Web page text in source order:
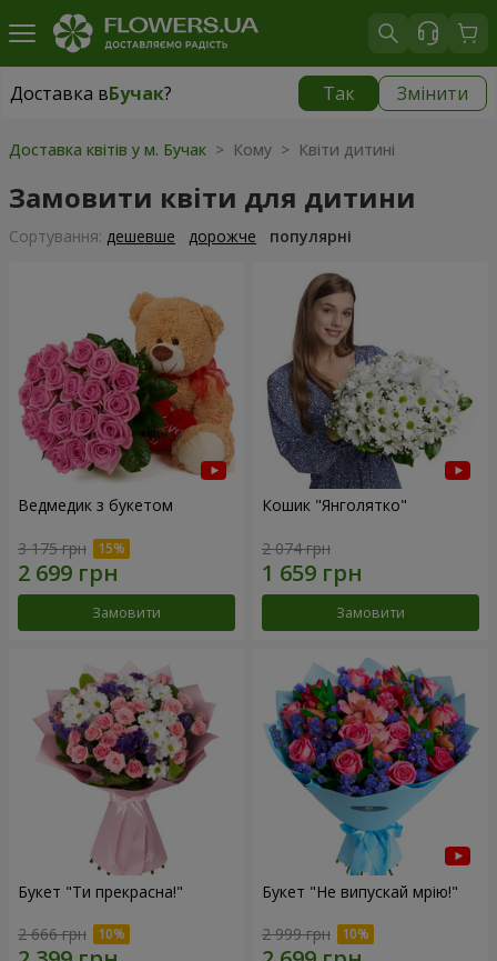
Доставка вБучак? Так Змінити
Доставка вБучак|
Доставка квітів у м. Бучак > Кому > Квіти дитині
Замовити квіти для дитини
Сортування: дешевше дорожче популярні
Ведмедик з букетом
3 175 грн
Замовити
Кошик "Янголятко"
2 074 грн
Замовити
Букет "Ти прекрасна!"
2 666 грн
Букет "Не випускай мрію!"
2 999 грн